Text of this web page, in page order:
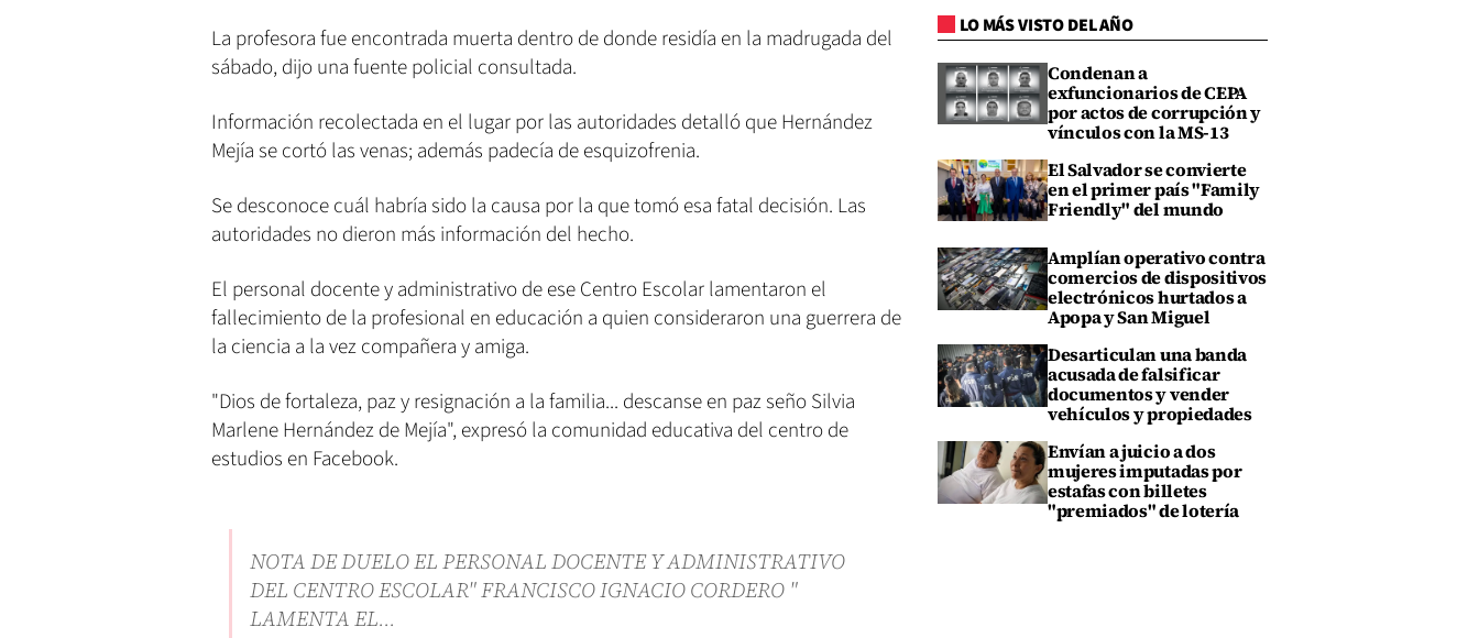
La profesora fue encontrada muerta dentro de donde residía en la madrugada del
sábado, dijo una fuente policial consultada.
Información recolectada en el lugar por las autoridades detalló que Hernández
Mejía se cortó las venas; además padecía de esquizofrenia.
Se desconoce cuál habría sido la causa por la que tomó esa fatal decisión. Las
autoridades no dieron más información del hecho.
El personal docente y administrativo de ese Centro Escolar lamentaron el
fallecimiento de la profesional en educación a quien consideraron una guerrera de
la ciencia a la vez compañera y amiga.
"Dios de fortaleza, paz y resignación a la familia... descanse en paz seño Silvia
Marlene Hernández de Mejía", expresó la comunidad educativa del centro de
estudios en Facebook.
NOTA DE DUELO EL PERSONAL DOCENTE Y ADMINISTRATIVO
DEL CENTRO ESCOLAR" FRANCISCO IGNACIO CORDERO "
LAMENTA EL...
LO MÁS VISTO DEL AÑO
Condenan a
exfuncionarios de CEPA
por actos de corrupción y
vínculos con la MS-13
El Salvador se convierte
en el primer país "Family
Friendly" del mundo
Amplían operativo contra
comercios de dispositivos
electrónicos hurtados a
Apopa y San Miguel
Desarticulan una banda
acusada de falsificar
documentos y vender
vehículos y propiedades
Envían a juicio a dos
mujeres imputadas por
estafas con billetes
"premiados" de lotería